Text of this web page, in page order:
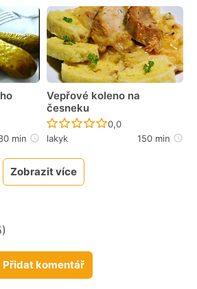
nebyl hodnocen
min
Vepřové koleno na
česneku
Recept ještě nebyl
0,0
lakyk
150 min
Zobrazit více
Přidat komentář